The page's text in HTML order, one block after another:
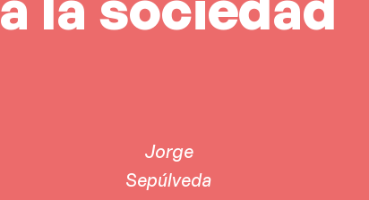
Jorge
Sepúlveda